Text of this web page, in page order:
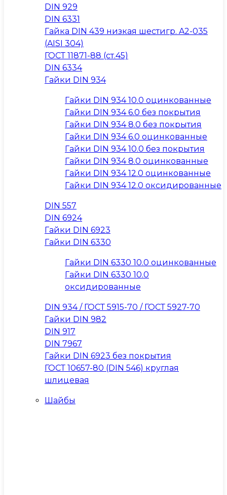
DIN 929
DIN 6331
Гайка DIN 439 низкая шестигр. A2-035
(AISI 304)
ГОСТ 11871-88 (ст.45)
DIN 6334
Гайки DIN 934
Гайки DIN 934 10.0 оцинкованные
Гайки DIN 934 6.0 без покрытия
Гайки DIN 934 8.0 без покрытия
Гайки DIN 934 6.0 оцинкованные
Гайки DIN 934 10.0 без покрытия
Гайки DIN 934 8.0 оцинкованные
Гайки DIN 934 12.0 оцинкованные
Гайки DIN 934 12.0 оксидированные
DIN 557
DIN 6924
Гайки DIN 6923
Гайки DIN 6330
Гайки DIN 6330 10.0 оцинкованные
Гайки DIN 6330 10.0
оксидированные
DIN 934 / ГОСТ 5915-70 / ГОСТ 5927-70
Гайки DIN 982
DIN 917
DIN 7967
Гайки DIN 6923 без покрытия
ГОСТ 10657-80 (DIN 546) круглая
шлицевая
Шайбы